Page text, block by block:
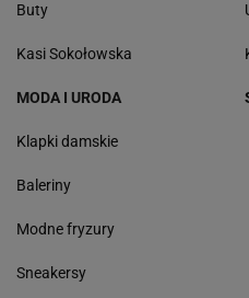
Buty
Kasi Sokołowska
MODA I URODA
Klapki damskie
Baleriny
Modne fryzury
Sneakersy